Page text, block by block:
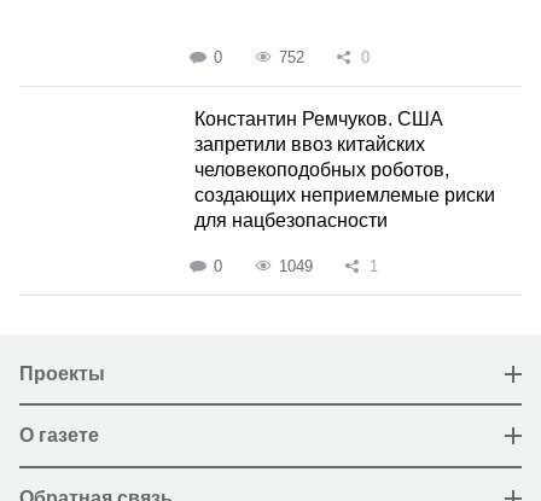
0 752 0
Константин Ремчуков. США
запретили ввоз китайских
человекоподобных роботов,
создающих неприемлемые риски
для нацбезопасности
0 1049 1
Проекты
О газете